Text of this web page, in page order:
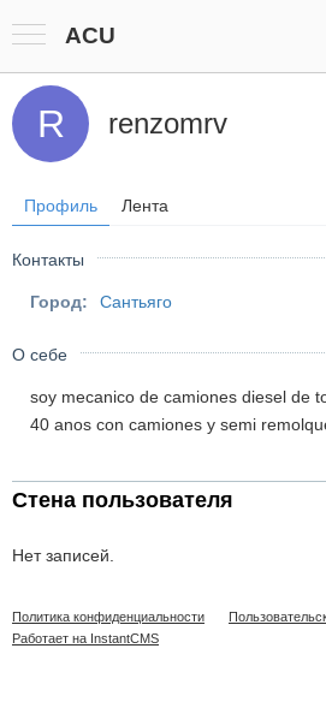
ACU
R renzomrv
Профиль Лента
Контакты
Город: Сантьяго
О себе
soy mecanico de camiones diesel de
40 anos con camiones y semi
Стена пользователя
Нет записей.
Политика конфиденциальности
Работает на InstantCMS